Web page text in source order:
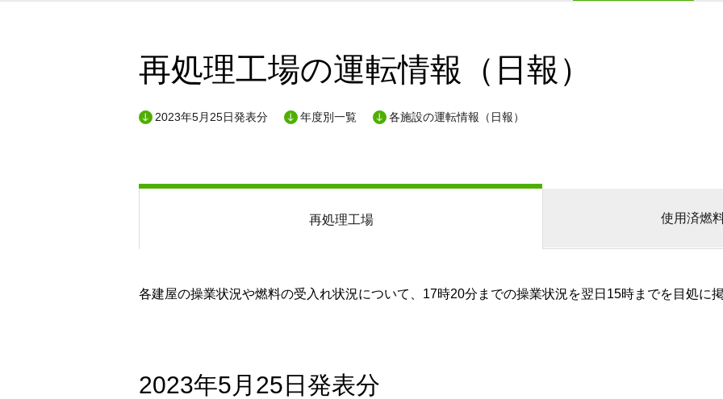
再処理工場の運転情報（日報）
2023年5月25日発表分 年度別一覧 各施設の運転情報（日報）
再処理工場 使用済燃
各建屋の操業状況や燃料の受入れ状況について、17時20分までの操業状況を翌日15時までを目処に
2023年5月25日発表分